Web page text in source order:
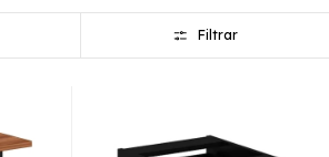
Filtrar